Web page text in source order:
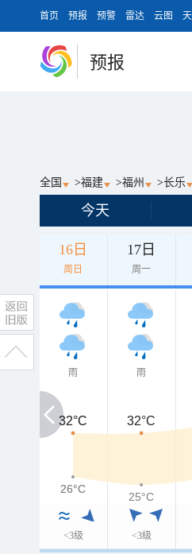
首页 预报 预警 雷达 云图
预报
全国 >福建 >福州 >长乐
今天
16日
周日
17日
周一
雨
<3级
雨
<3级
32°C
32°C 32°C
26°C
26°C
25°C